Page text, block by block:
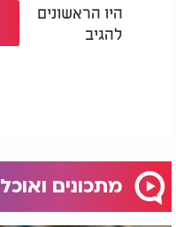
היו הראשונים
להגיב
מתכונים ואוכל